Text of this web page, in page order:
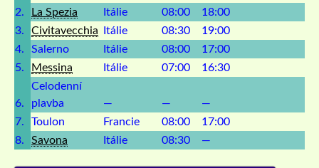
2. La Spezia Itálie 08:00
18:00
3.
Civitavecchia Itálie 08:30
19:00
4.
Salerno Itálie 08:00
17:00
5.
Messina Itálie 07:00 16:30
6.
Celodenní
plavba
— —
—
7.
Toulon Francie 08:00
17:00
8.
Savona Itálie 08:30 —